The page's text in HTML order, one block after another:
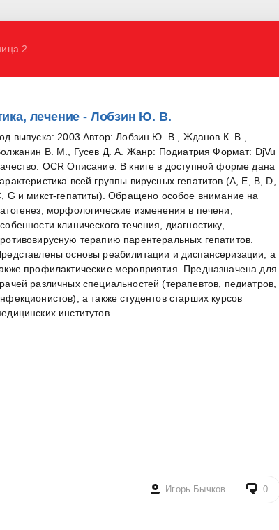
2
лечение - Лобзин Ю. В.
выпуска: 2003 Автор: Лобзин Ю. В., Жданов К. В.,
В. М., Гусев Д. А. Жанр: Подиатрия Формат: DjVu
OCR Описание: В книге в доступной форме дана
всей группы вирусных гепатитов (А, Е, В, D,
G и микст-гепатиты). Обращено особое внимание на
морфологические изменения в печени,
клинического течения, диагностику,
терапию парентеральных гепатитов.
основы реабилитации и диспансеризации, а
профилактические мероприятия. Предназначена для
различных специальностей (терапевтов, педиатров,
а также студентов старших курсов
институтов.
Игорь Бычков 0